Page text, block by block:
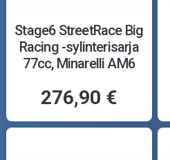
Stage6 StreetRace Big
Racing -sylinterisarja
77cc, Minarelli AM6
276,90 €